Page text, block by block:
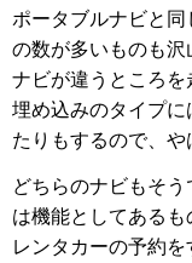
ポータブルナビと
の数が多いものも
ナビが違うところを
埋め込みのタイプ
たりもするので、や
どちらのナビもそ
は機能としてある
レンタカーの予約